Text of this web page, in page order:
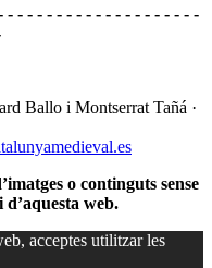
- - - - - - - - - - - - - - - - - - - -
Ballo i Montserrat Tañá ·
o continguts sense
web.
acceptes utilitzar les